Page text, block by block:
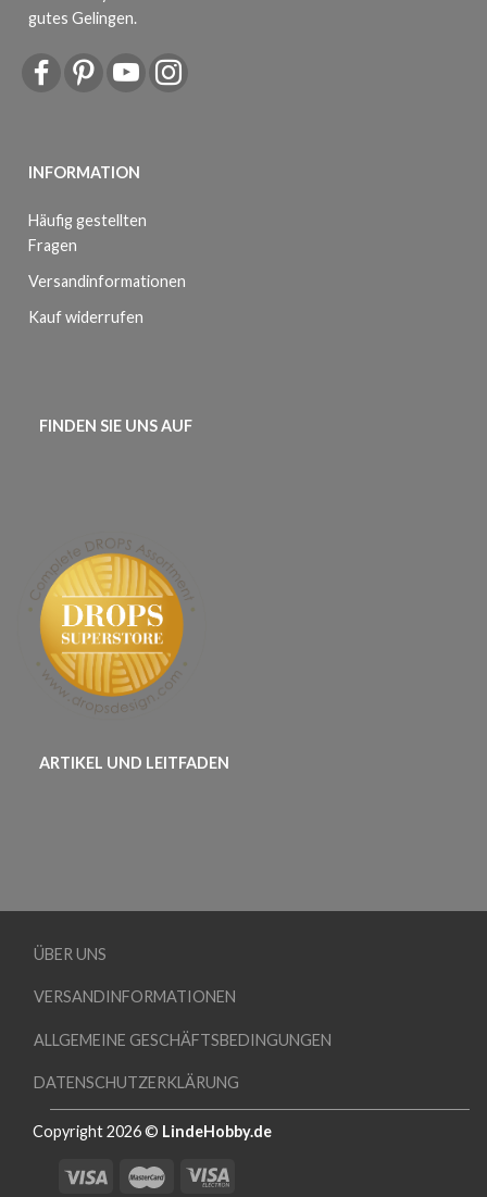
gutes Gelingen.
INFORMATION
Häufig gestellten
Fragen
Versandinformationen
Kauf widerrufen
FINDEN SIE UNS AUF
ARTIKEL UND LEITFADEN
ÜBER UNS
VERSANDINFORMATIONEN
ALLGEMEINE GESCHÄFTSBEDINGUNGEN
DATENSCHUTZERKLÄRUNG
Copyright 2026 © LindeHobby.de